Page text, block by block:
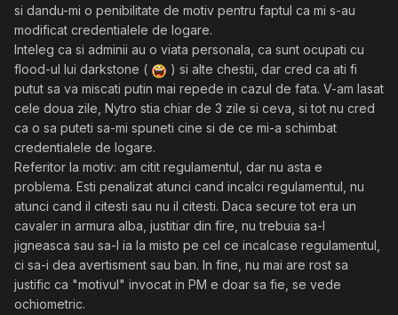
si dandu-mi o penibilitate de motiv pentru faptul ca mi s-au
modificat credentialele de logare.
Inteleg ca si adminii au o viata personala, ca sunt ocupati cu
flood-ul lui darkstone (
) si alte chestii, dar cred ca ati fi
putut sa va miscati putin mai repede in cazul de fata. V-am lasat
cele doua zile, Nytro stia chiar de 3 zile si ceva, si tot nu cred
ca o sa puteti sa-mi spuneti cine si de ce mi-a schimbat
credentialele de logare.
Referitor la motiv: am citit regulamentul, dar nu asta e
problema. Esti penalizat atunci cand incalci regulamentul, nu
atunci cand il citesti sau nu il citesti. Daca secure tot era un
cavaler in armura alba, justitiar din fire, nu trebuia sa-l
jigneasca sau sa-l ia la misto pe cel ce incalcase regulamentul,
ci sa-i dea avertisment sau ban. In fine, nu mai are rost sa
justific ca "motivul" invocat in PM e doar sa fie, se vede
ochiometric.